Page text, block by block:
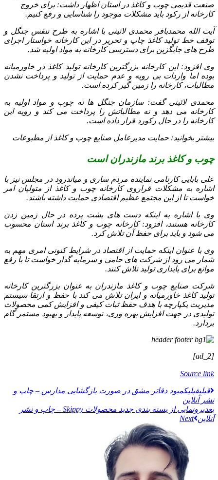
صنعت قدیمی چوب و کاغذ در استان اظهار داشت: برای خروج
کارخانه از رکود باید مشکلات موجود را شناسایی و رفع کنیم.
آیت الله محمدباقر محمدی لائینی با اشاره به طرح تنفس جنگل و
توقف خط تولید کاغذ چاپ و تحریر در این کارخانه خواستار اجرای
طرح‌ های جایگزین برای دسترسی کارخانه به مواد اولیه شد.
وی افزود: این کارخانه بزرگترین کارخانه تولید کاغذ در خاورمیانه
بوده اما واردات بی رویه و عدم حمایت از تولید و پرداخت نشدن
مطالبات، کارخانه را زمین گیر کرده است.
محمدی لائینی گفت: سازمان جنگل‌ ها نه چوب و مواد اولیه به
کارخانه می‌ دهد و نه مطالباتش را پرداخت می‌ کند و رویه این
کارخانه را در حال رکورد قرار داده است.
بیشتر بخوانید: حمایت مدیرعامل صنایع چوب و کاغذ از مطبوعات
چوب و کاغذ برند مازندران است
علی بابایی کارنامی نماینده مردم ساری و میاندرود در مجلس نیز با
اشاره به مشکلات فراروی کارخانه چوب و کاغذ از متولیان امر
خواست تا از این مجتمع عظیم اقتصادی حمایت داشته باشند.
وی با اشاره به اینکه دست‌ های پشت پرده در حال زمین زدن
کارخانه هستند، افزود: کارخانه چوب و کاغذ برند استان محسوب
می‌ شود و باید برای حفظ آن تلاش کرد.
وی با عنوان اینکه حمایت از اقتصاد در شرایط کنونی امری مهم به
شمار می‌ رود از شرکت‌ های حامی و سرمایه گذار خواست تا با رفع
موانع برای پایداری تولید تلاش کنند.
شرکت صنایع چوب و کاغذ مازندران به عنوان بزرگترین کارخانه
تولید کاغذ خاورمیانه و ایران تلاش می‌ کند با حفظ و ارتقا سیستم
مدیریت یکپارچه با هدف حفظ ثبات کیفی و افزایش کمی محصولات
تولیدی در جهت افزایش بهره وری، توسعه پایدار و بهبود مستمر گام
بردارد.
[ad_2]
Source link
قبليقبلیکمبود دفاتر مشق در صورت بازگشایی مدارس – چاپ و
نشر آنلاین
بعدی
رونمایی از بسته بندی جدید محصولات Skippy – چاپ و نشر
آنلاین